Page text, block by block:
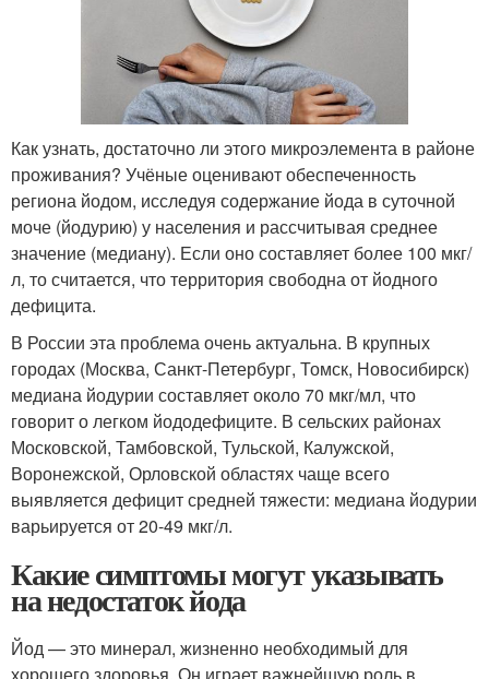
Как узнать, достаточно ли этого микроэлемента в районе
проживания? Учёные оценивают обеспеченность
региона йодом, исследуя содержание йода в суточной
моче (йодурию) у населения и рассчитывая среднее
значение (медиану). Если оно составляет более 100 мкг/
л, то считается, что территория свободна от йодного
дефицита.
В России эта проблема очень актуальна. В крупных
городах (Москва, Санкт-Петербург, Томск, Новосибирск)
медиана йодурии составляет около 70 мкг/мл, что
говорит о легком йододефиците. В сельских районах
Московской, Тамбовской, Тульской, Калужской,
Воронежской, Орловской областях чаще всего
выявляется дефицит средней тяжести: медиана йодурии
варьируется от 20-49 мкг/л.
Какие симптомы могут указывать
на недостаток йода
Йод — это минерал, жизненно необходимый для
хорошего здоровья. Он играет важнейшую роль в